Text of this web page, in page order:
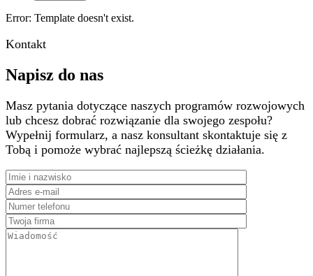
Error: Template doesn't exist.
Kontakt
Napisz do nas
Masz pytania dotyczące naszych programów rozwojowych
lub chcesz dobrać rozwiązanie dla swojego zespołu?
Wypełnij formularz, a nasz konsultant skontaktuje się z
Tobą i pomoże wybrać najlepszą ścieżkę działania.